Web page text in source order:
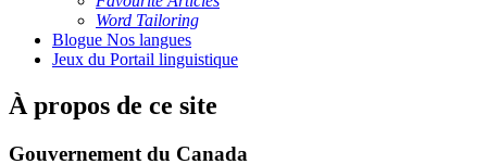
Word Tailoring
Blogue Nos langues
Jeux du Portail linguistique
À propos de ce site
Gouvernement du Canada